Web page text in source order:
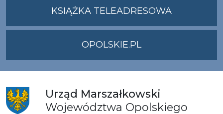
KSIĄŻKA TELEADRESOWA
OPOLSKIE.PL
Urząd Marszałkowski
Województwa Opolskiego